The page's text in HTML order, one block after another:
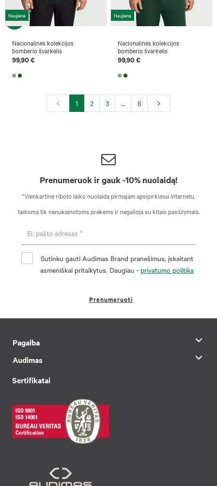
Naujiena
Nacionalinės kolekcijos
bomberio švarkelis
99,90 €
Naujiena
Nacionalinės kolekcijos
bomberio švarkelis
99,90 €
1 2 3 ... 6
Prenumeruok ir gauk -10% nuolaidą!
*Vienkartinė riboto laiko nuolaida pirmajam apsipirkimui internetu,
taikoma tik nenukainotoms prekėms ir negalioja su kitais pasiūlymais.
Sutinku gauti Audimas Brand pranešimus, įskaitant
asmeniškai pritaikytus. Daugiau - privatumo politika
Prenumeruoti
Pagalba
Audimas
Sertifikatai